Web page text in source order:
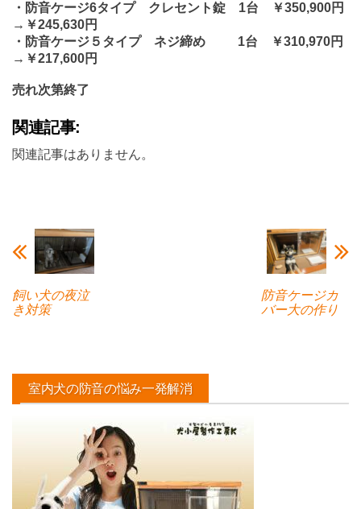
・防音ケージ6タイプ クレセント錠 1台 ￥350,900円
→￥245,630円
・防音ケージ５タイプ ネジ締め 1台 ￥310,970円
→￥217,600円
売れ次第終了
関連記事:
関連記事はありません。
飼い犬の夜泣
き対策
防音ケージカ
バー大の作り
室内犬の防音の悩み一発解消